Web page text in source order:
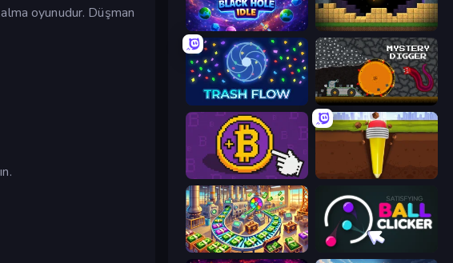
oyunudur. Düşman
Black Hole Idle Pickaxe Crusher Idle
Trash Flow Mystery Digger
Money Maker Pen Dig
Money Factory: Tycoon Idle Game Satisfying Ball Clicker